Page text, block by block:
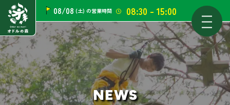
08/08 (土) の営業時間 08:30 - 15:00
NEWS